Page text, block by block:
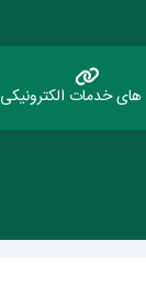
های خدمات الکترونیکی